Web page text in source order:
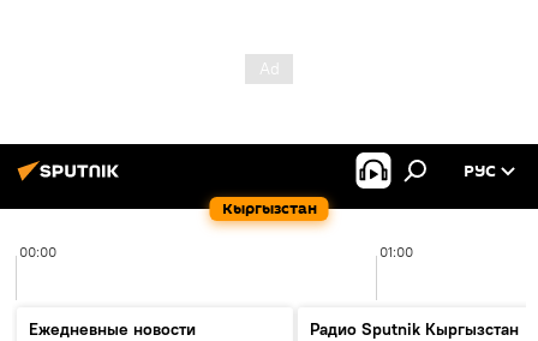
Кыргызстан
РУС
00:00 01:00
Ежедневные новости
Радио Sputnik Кыргызстан